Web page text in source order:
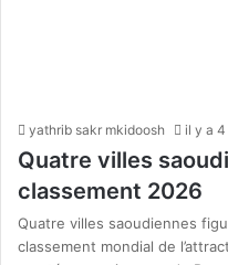
yathrib sakr mkidoosh il y a
Quatre villes
classement 2026
Quatre villes saoudiennes
classement mondial de